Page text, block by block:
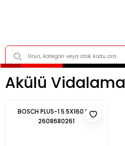
Akülü Vidalama
BOSCH PLUS-1 5.5X160 MM
2608680261